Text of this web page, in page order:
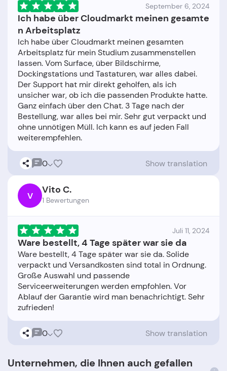
September 6, 2024
Ich habe über Cloudmarkt meinen gesamte
n Arbeitsplatz
Ich habe über Cloudmarkt meinen gesamten
Arbeitsplatz für mein Studium zusammenstellen
lassen. Vom Surface, über Bildschirme,
Dockingstations und Tastaturen, war alles dabei.
Der Support hat mir direkt geholfen, als ich
unsicher war, ob ich die passenden Produkte hatte.
Ganz einfach über den Chat. 3 Tage nach der
Bestellung, war alles bei mir. Sehr gut verpackt und
ohne unnötigen Müll. Ich kann es auf jeden Fall
0 Show translation
V Vito C.
1 Bewertungen
Juli 11, 2024
Ware bestellt, 4 Tage später war sie da
Ware bestellt, 4 Tage später war sie da. Solide
verpackt und Versandkosten sind total in Ordnung.
Große Auswahl und passende
Serviceerweiterungen werden empfohlen. Vor
Ablauf der Garantie wird man benachrichtigt. Sehr
0 Show translation
Unternehmen, die Ihnen auch gefallen